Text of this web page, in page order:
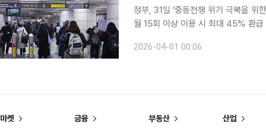
정부, 31일 '중동전쟁 위기 극복을 위한 2026년 추경' 발표
월 15회 이상 이용 시 최대 45% 환급 소득하위 70% 이하 대상 1인당 최대 60만 원 지급 정부가
다. 31일 기획예산처가
2026-04-01 00:06
마켓 금융 부동산 산업